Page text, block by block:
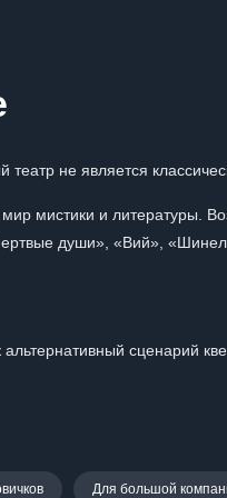
не является
мистики и литературы.
души», «Вий»,
альтернативный сценарий
Для большой